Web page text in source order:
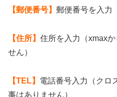
【郵便番号】 郵便番号を入力
【住所】 住所を入力（xmax
せん）
【TEL】 電話番号入力（クロ
事はありません）